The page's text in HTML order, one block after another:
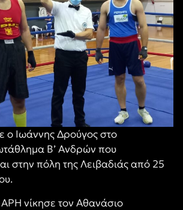
ο Ιωάννης Δρούγος στο
Β’ Ανδρών που
στην πόλη της Λειβαδιάς από 25
νίκησε τον Αθανάσιο